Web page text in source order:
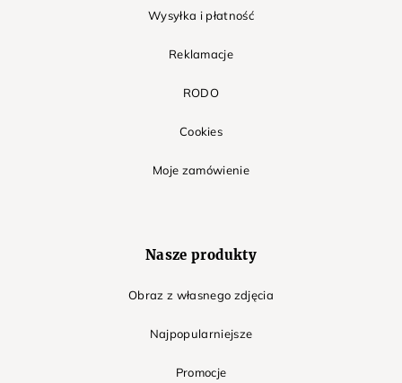
Wysyłka i płatność
Reklamacje
RODO
Cookies
Moje zamówienie
Nasze produkty
Obraz z własnego zdjęcia
Najpopularniejsze
Promocje